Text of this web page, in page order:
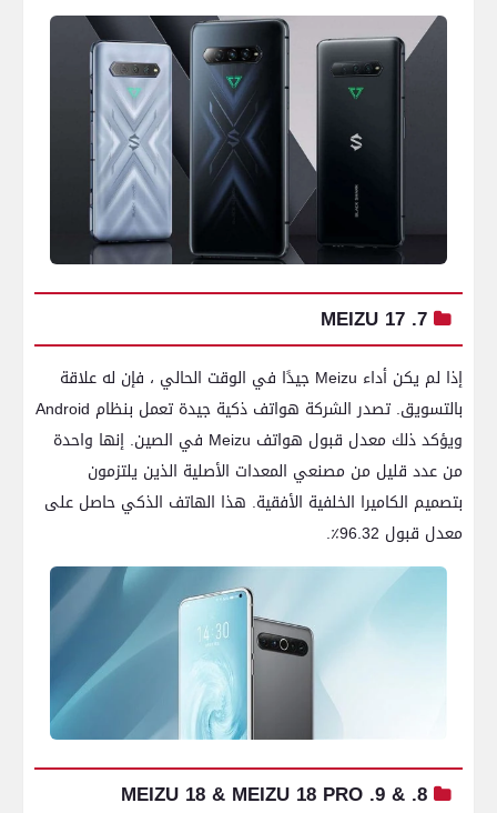
7. MEIZU 17
إذا لم يكن أداء Meizu جيدًا في الوقت الحالي ، فإن له علاقة
بالتسويق. تصدر الشركة هواتف ذكية جيدة تعمل بنظام Android
ويؤكد ذلك معدل قبول هواتف Meizu في الصين. إنها واحدة
من عدد قليل من مصنعي المعدات الأصلية الذين يلتزمون
بتصميم الكاميرا الخلفية الأفقية. هذا الهاتف الذكي حاصل على
معدل قبول 96.32٪.
8. & 9. MEIZU 18 & MEIZU 18 PRO